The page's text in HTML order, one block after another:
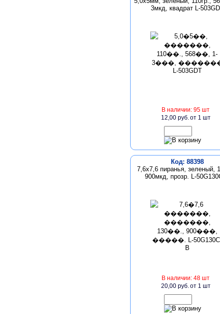
3мкд, квадрат L-
В наличии: 95 шт
12,00 руб.от 1 шт
Код: 88398
7,6х7,6 пиранья, зеленый,
900мкд, прозр. L-
В наличии: 48 шт
20,00 руб.от 1 шт